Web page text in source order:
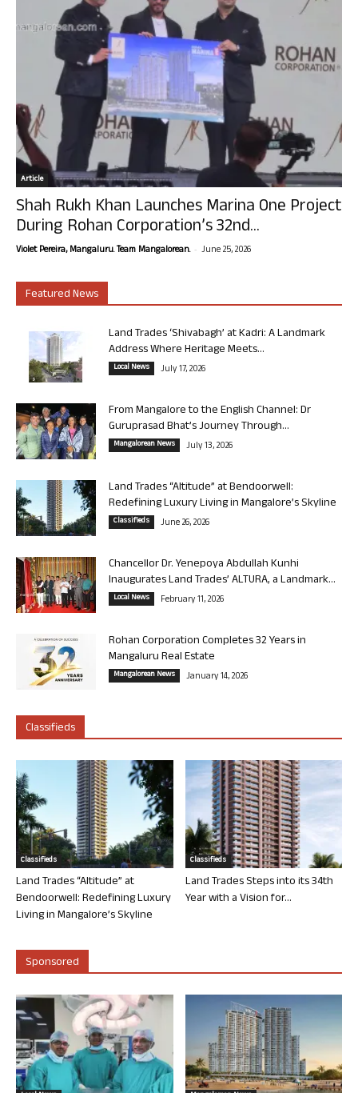
Article
Shah Rukh Khan Launches Marina One Project
During Rohan Corporation’s 32nd...
Violet Pereira, Mangaluru. Team Mangalorean. - June 25, 2026
Featured News
Land Trades ‘Shivabagh’ at Kadri: A Landmark
Address Where Heritage Meets...
Local News July 17, 2026
From Mangalore to the English Channel: Dr
Guruprasad Bhat’s Journey Through...
Mangalorean News July 13, 2026
Land Trades “Altitude” at Bendoorwell:
Redefining Luxury Living in Mangalore’s Skyline
Classifieds June 26, 2026
Chancellor Dr. Yenepoya Abdullah Kunhi
Inaugurates Land Trades’ ALTURA, a Landmark...
Local News February 11, 2026
Rohan Corporation Completes 32 Years in
Mangaluru Real Estate
Mangalorean News January 14, 2026
Classifieds
Classifieds
Land Trades “Altitude” at
Bendoorwell: Redefining Luxury
Living in Mangalore’s Skyline
Classifieds
Land Trades Steps into its 34th
Year with a Vision for...
Sponsored